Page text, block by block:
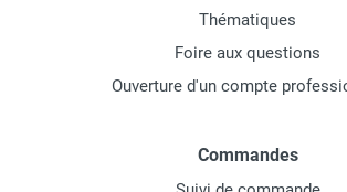
Thématiques
Foire aux questions
Ouverture d'un compte
Commandes